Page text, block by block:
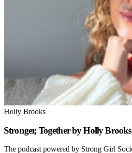
Holly Brooks
Stronger, Together by Holly Brooks
The podcast powered by Strong Girl